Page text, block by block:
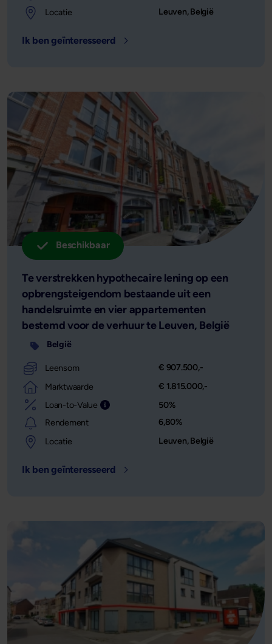
Locatie Leuven, België
Ik ben geïnteresseerd - Locatie: Leuven, België -
Beschikbaar
Te verstrekken hypothecaire lening op een
opbrengsteigendom bestaande uit een
handelsruimte en vier appartementen
bestemd voor de verhuur te Leuven, België
België
Leensom
€ 907.500,-
Marktwaarde
€ 1.815.000,-
Loan-to-Value
Leensom afgezet tegen de waarde van
50%
Rendement
6,80%
Locatie
Leuven, België
Ik ben geïnteresseerd - Locatie: Leuven, België -